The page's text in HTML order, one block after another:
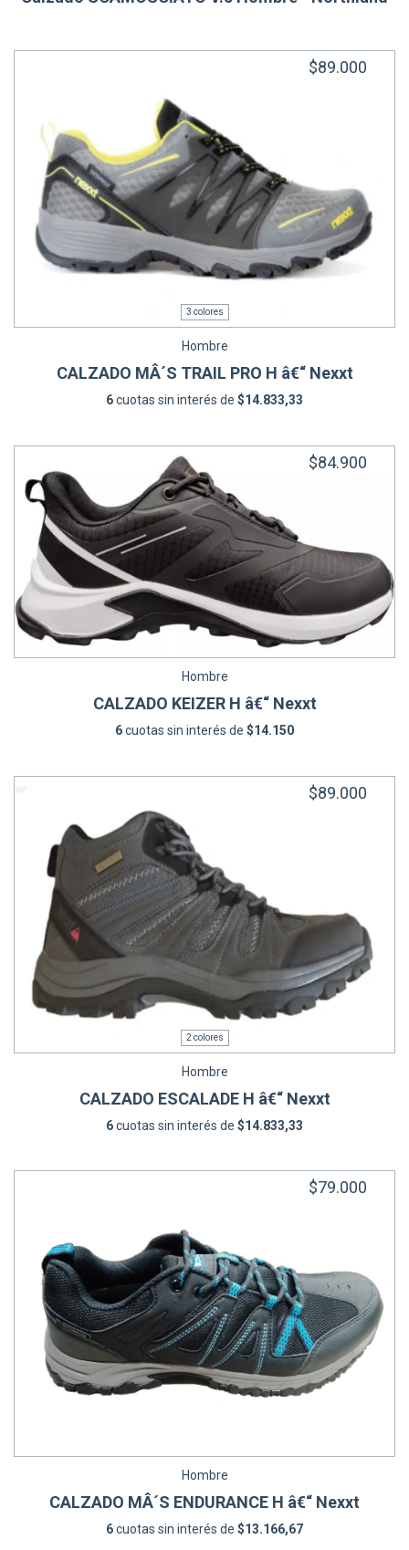
$89.000
3 colores
Hombre
CALZADO MÂ´S TRAIL PRO H â€“ Nexxt
6cuotas sin interés de $14.833,33
$84.900
Hombre
CALZADO KEIZER H â€“ Nexxt
6cuotas sin interés de $14.150
$89.000
2 colores
Hombre
CALZADO ESCALADE H â€“ Nexxt
6cuotas sin interés de $14.833,33
$79.000
Hombre
CALZADO MÂ´S ENDURANCE H â€“ Nexxt
6cuotas sin interés de $13.166,67